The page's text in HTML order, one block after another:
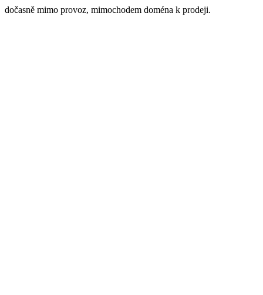
dočasně mimo provoz, mimochodem doména k prodeji.